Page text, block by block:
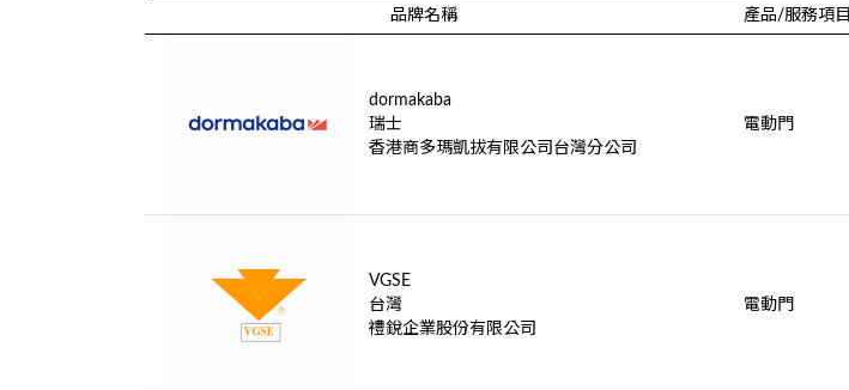
品牌名稱 產品/服務項目
dormakaba
瑞士
香港商多瑪凱拔有限公司台灣分公司
電動門
VGSE
台灣
禮銳企業股份有限公司
電動門